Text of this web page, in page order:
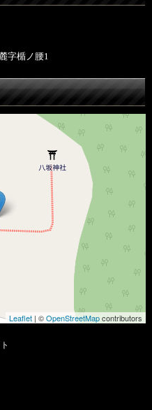
字楯ノ腰1
Leaflet | ©OpenStreetMapcontributors